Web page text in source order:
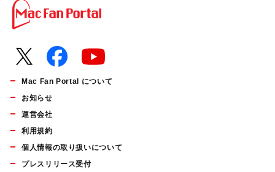
Mac Fan Portal について
お知らせ
運営会社
利用規約
個人情報の取り扱いについて
プレスリリース受付